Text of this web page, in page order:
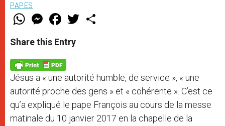
PAPES
W
t
s
p
p
M
e
s
e
g
e
r
F
a
e
b
o
k
w
Share this Entry
Jésus a « une autorité humble, de service », « une
autorité proche des gens » et « cohérente ». C’est ce
qu’a expliqué le pape François au cours de la messe
matinale du 10 janvier 2017 en la chapelle de la